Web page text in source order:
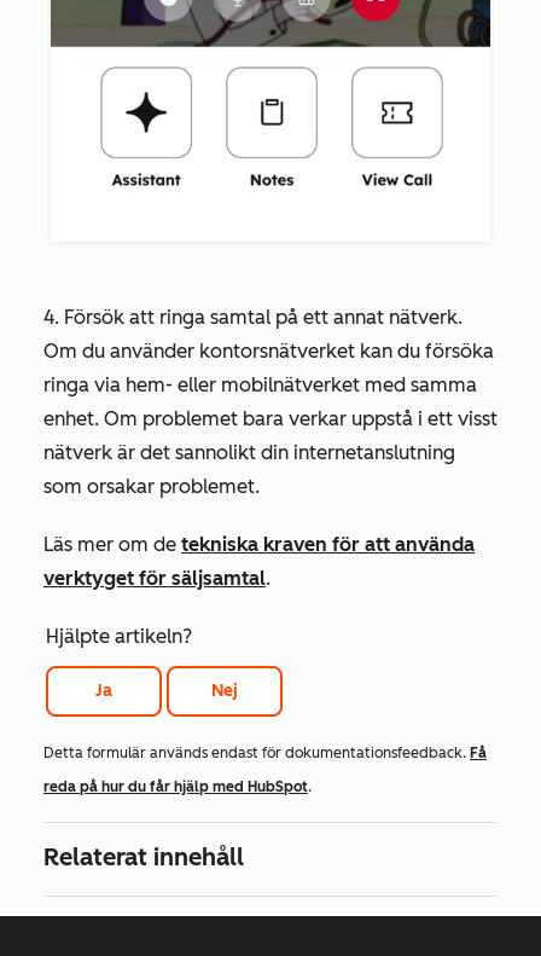
4. Försök att ringa samtal på ett annat nätverk.
Om du använder kontorsnätverket kan du försöka
ringa via hem- eller mobilnätverket med samma
enhet. Om problemet bara verkar uppstå i ett visst
nätverk är det sannolikt din internetanslutning
som orsakar problemet.
Läs mer om de tekniska kraven för att använda
verktyget för säljsamtal.
Hjälpte artikeln?
Ja Nej
Detta formulär används endast för dokumentationsfeedback. Få
reda på hur du får hjälp med HubSpot.
Relaterat innehåll